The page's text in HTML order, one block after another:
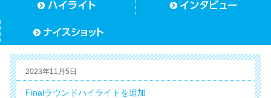
2023年11月5日
Finalラウンドハイライトを追加